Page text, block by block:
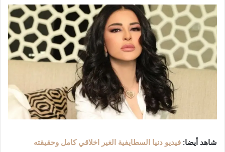
شاهد أيضا: فيديو دنيا السطايفية الغير اخلاقي كامل وحقيقته